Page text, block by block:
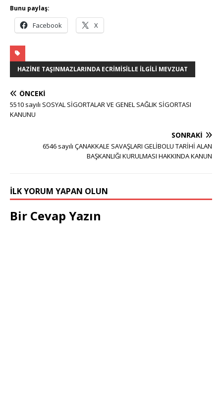
Bunu paylaş:
Facebook X
HAZINE TAŞINMAZLARINDA ECRIMISILLE İLGILI MEVZUAT
ÖNCEKI
5510 sayılı SOSYAL SİGORTALAR VE GENEL SAĞLIK SİGORTASI
KANUNU
SONRAKI
6546 sayılı ÇANAKKALE SAVAŞLARI GELİBOLU TARİHİ ALAN
BAŞKANLIĞI KURULMASI HAKKINDA KANUN
İLK YORUM YAPAN OLUN
Bir Cevap Yazın